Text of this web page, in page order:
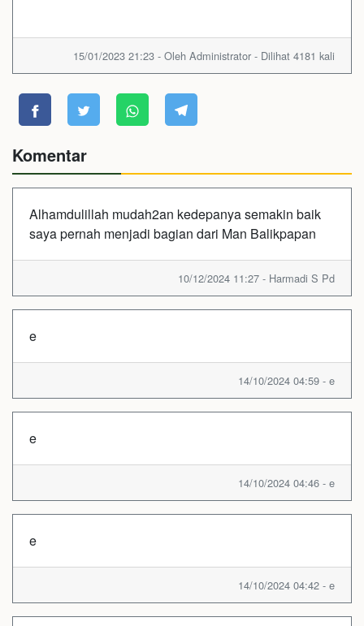
15/01/2023 21:23 - Oleh Administrator - Dilihat 4181 kali
Komentar
Alhamdulillah mudah2an kedepanya semakin baik
saya pernah menjadi bagian dari Man Balikpapan
10/12/2024 11:27 - Harmadi S Pd
e
14/10/2024 04:59 - e
e
14/10/2024 04:46 - e
e
14/10/2024 04:42 - e